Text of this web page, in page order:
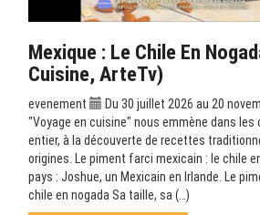
Mexique : Le Chile En
Cuisine, ArteTv)
evenement
Du 30 juillet 2026 au 20
"Voyage en cuisine" nous emmène dans les
entier, à la découverte de recettes
origines. Le piment farci mexicain : le chile
pays : Joshue, un Mexicain en Irlande. Le
chile en nogada Sa taille, sa (…)